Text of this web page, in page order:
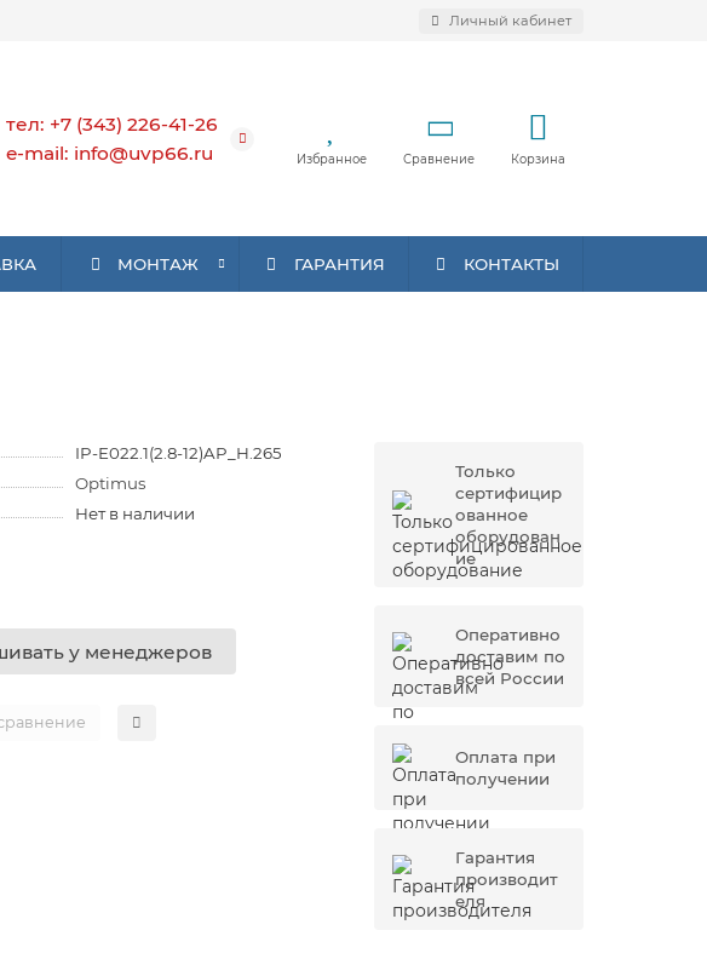
Личный кабинет
тел: +7 (343) 226-41-26
e-mail: info@uvp66.ru
Избранное Сравнение Корзина
МОНТАЖ ГАРАНТИЯ КОНТАКТЫ
IP-E022.1(2.8-12)AP_H.265
Optimus
Нет в наличии
у менеджеров
Только
сертифицир
ованное
оборудован
ие
Оперативно
доставим по
всей России
Оплата при
получении
Гарантия
производит
еля